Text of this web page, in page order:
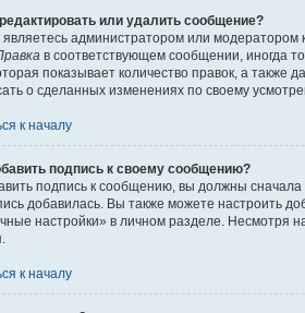
или удалить сообщение?
администратором или
в соответствующем сообщении, иногда
показывает количество правок, а
о сделанных изменениях по своему
к началу
подпись к своему сообщению?
подпись к сообщению, вы должны
добавилась. Вы также можете настроить
настройки» в личном разделе. Несмотря
к началу